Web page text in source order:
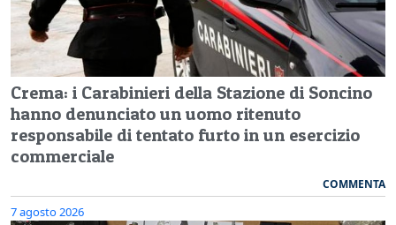
Crema: i Carabinieri della Stazione di Soncino
hanno denunciato un uomo ritenuto
responsabile di tentato furto in un esercizio
commerciale
COMMENTA
7 agosto 2026